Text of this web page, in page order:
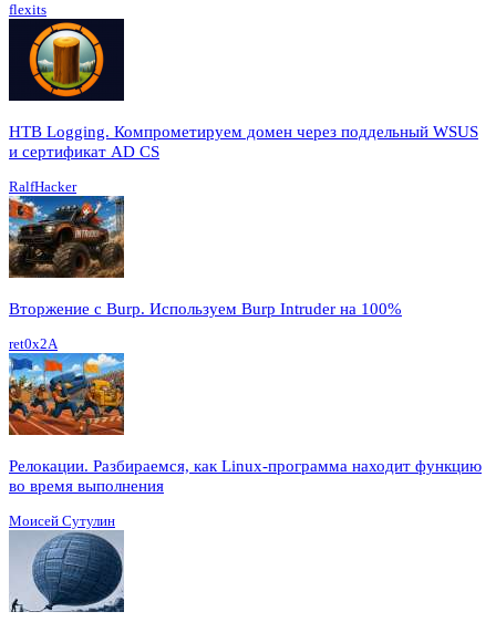
flexits
HTB Logging. Компрометируем домен через поддельный WSUS
и сертификат AD CS
RalfHacker
Вторжение с Burp. Используем Burp Intruder на 100%
ret0x2A
Релокации. Разбираемся, как Linux-программа находит функцию
во время выполнения
Моисей Сутулин